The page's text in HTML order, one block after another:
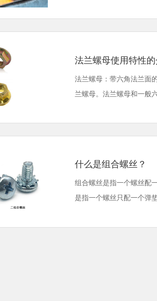
法兰螺母使用特性
法兰螺母：带六角法兰面
兰螺母。法兰螺母和一般
什么是组合螺丝？
组合螺丝是指一个螺丝配
是指一个螺丝只配一个弹